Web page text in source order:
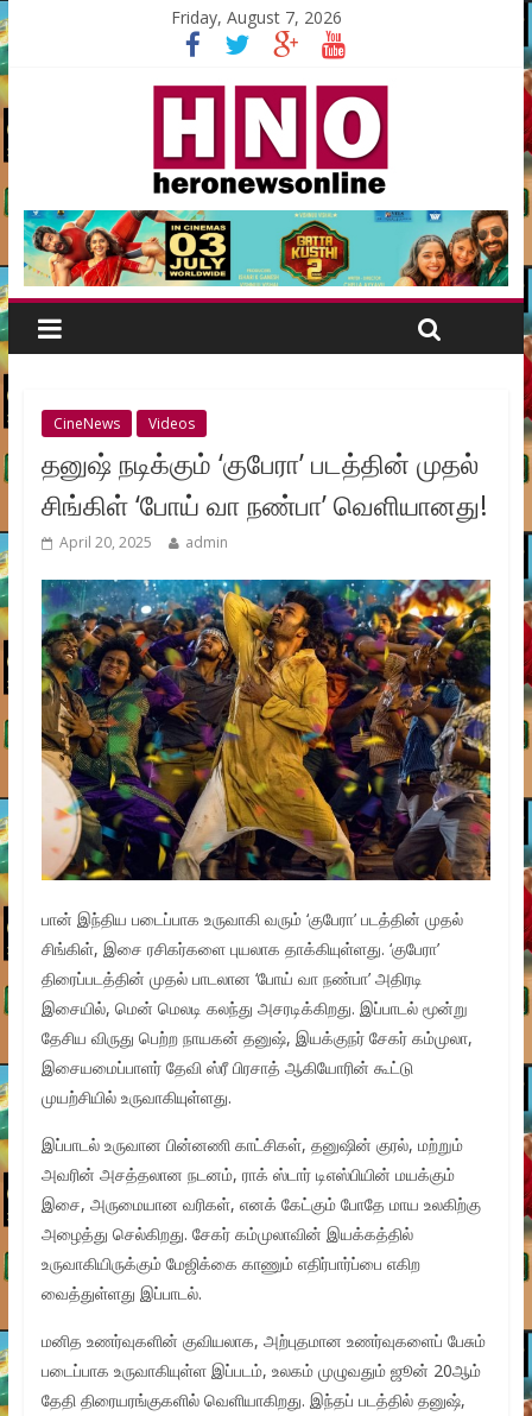
Friday, August 7, 2026
CineNews Videos
தனுஷ் நடிக்கும் ‘குபேரா’ படத்தின் முதல்
சிங்கிள் ‘போய் வா நண்பா’ வெளியானது!
April 20, 2025 admin
பான் இந்திய படைப்பாக உருவாகி வரும் ‘குபேரா’ படத்தின் முதல்
சிங்கிள், இசை ரசிகர்களை புயலாக தாக்கியுள்ளது. ‘குபேரா’
திரைப்படத்தின் முதல் பாடலான ‘போய் வா நண்பா’ அதிரடி
இசையில், மென் மெலடி கலந்து அசரடிக்கிறது. இப்பாடல் மூன்று
தேசிய விருது பெற்ற நாயகன் தனுஷ், இயக்குநர் சேகர் கம்முலா,
இசையமைப்பாளர் தேவி ஸ்ரீ பிரசாத் ஆகியோரின் கூட்டு
முயற்சியில் உருவாகியுள்ளது.
இப்பாடல் உருவான பின்னணி காட்சிகள், தனுஷின் குரல், மற்றும்
அவரின் அசத்தலான நடனம், ராக் ஸ்டார் டிஎஸ்பியின் மயக்கும்
இசை, அருமையான வரிகள், எனக் கேட்கும் போதே மாய உலகிற்கு
அழைத்து செல்கிறது. சேகர் கம்முலாவின் இயக்கத்தில்
உருவாகியிருக்கும் மேஜிக்கை காணும் எதிர்பார்ப்பை எகிற
வைத்துள்ளது இப்பாடல்.
மனித உணர்வுகளின் குவியலாக, அற்புதமான உணர்வுகளைப் பேசும்
படைப்பாக உருவாகியுள்ள இப்படம், உலகம் முழுவதும் ஜூன் 20ஆம்
தேதி திரையரங்குகளில் வெளியாகிறது. இந்தப் படத்தில் தனுஷ்,